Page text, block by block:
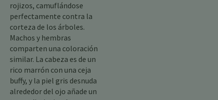
rojizos, camuflándose
perfectamente contra la
corteza de los árboles.
Machos y hembras
comparten una coloración
similar. La cabeza es de un
rico marrón con una ceja
buffy, y la piel gris desnuda
alrededor del ojo añade un